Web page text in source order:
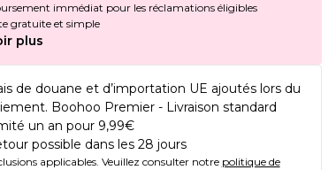
immédiat pour les réclamations éligibles
gratuite et simple
plus
de douane et d’importation UE ajoutés lors du
Boohoo Premier - Livraison standard
un an pour 9,99€
possible dans les 28 jours
applicables. Veuillez consulter notre politique de